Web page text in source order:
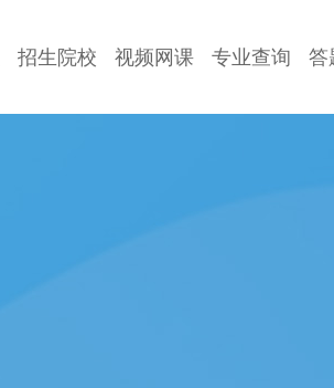
招生院校 视频网课 专业查询 答